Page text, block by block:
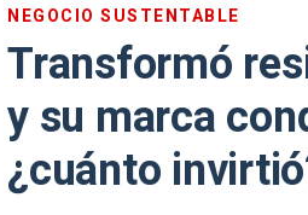
NEGOCIO SUSTENTABLE
Transformó
y su marca
¿cuánto